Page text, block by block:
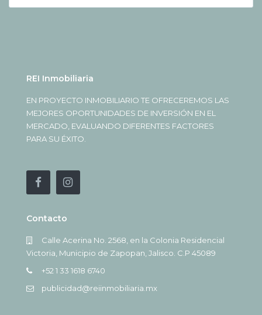
REI Inmobiliaria
EN PROYECTO INMOBILIARIO TE OFRECEREMOS LAS
MEJORES OPORTUNIDADES DE INVERSIÓN EN EL
MERCADO, EVALUANDO DIFERENTES FACTORES
PARA SU ÉXITO.
Contacto
Calle Acerina No. 2568, en la Colonia Residencial
Victoria, Municipio de Zapopan, Jalisco. C.P 45089
+52 1 33 1618 6740
publicidad@reiinmobiliaria.mx